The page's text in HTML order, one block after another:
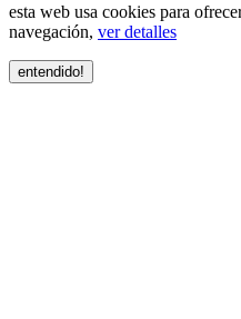
esta web usa cookies para
navegación, ver detalles
entendido!